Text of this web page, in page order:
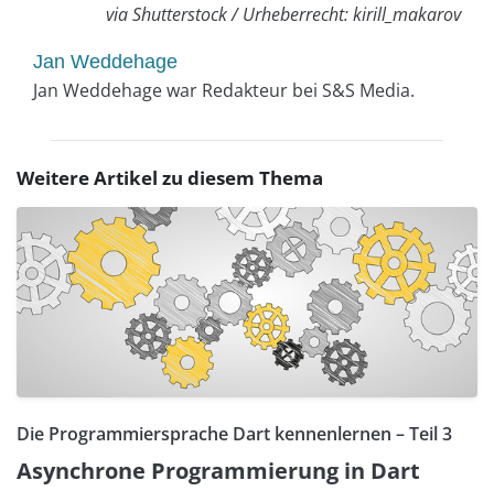
via Shutterstock / Urheberrecht: kirill_makarov
Jan Weddehage
Jan Weddehage war Redakteur bei S&S Media.
Weitere Artikel zu diesem Thema
Die Programmiersprache Dart kennenlernen – Teil 3
Asynchrone Programmierung in Dart